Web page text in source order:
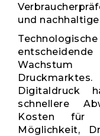
und
Digitaldruck
schnellere
Kosten für
Möglichkeit,